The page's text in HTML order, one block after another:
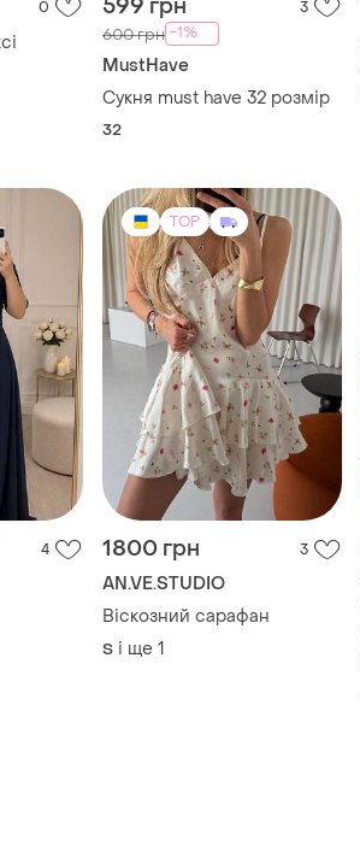
0 599 грн 3
600 грн -1%
MustHave
Сукня must have 32 розмір
32
4
TOP
1800 грн 3
AN.VE.STUDIO
Віскозний сарафан
S і ще 1